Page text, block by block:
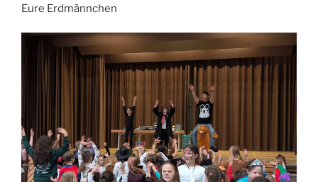
Eure Erdmännchen